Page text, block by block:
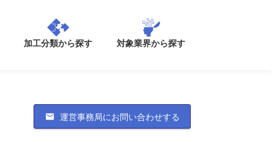
加工分類から探す 対象業界から探す
運営事務局にお問い合わせする